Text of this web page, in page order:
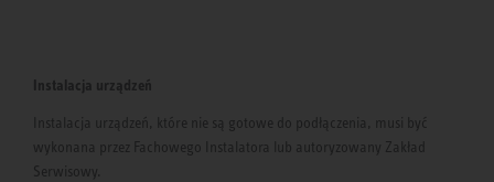
Instalacja urządzeń
Instalacja urządzeń, które nie są gotowe do podłączenia, musi być
wykonana przez Fachowego Instalatora lub autoryzowany Zakład
Serwisowy.